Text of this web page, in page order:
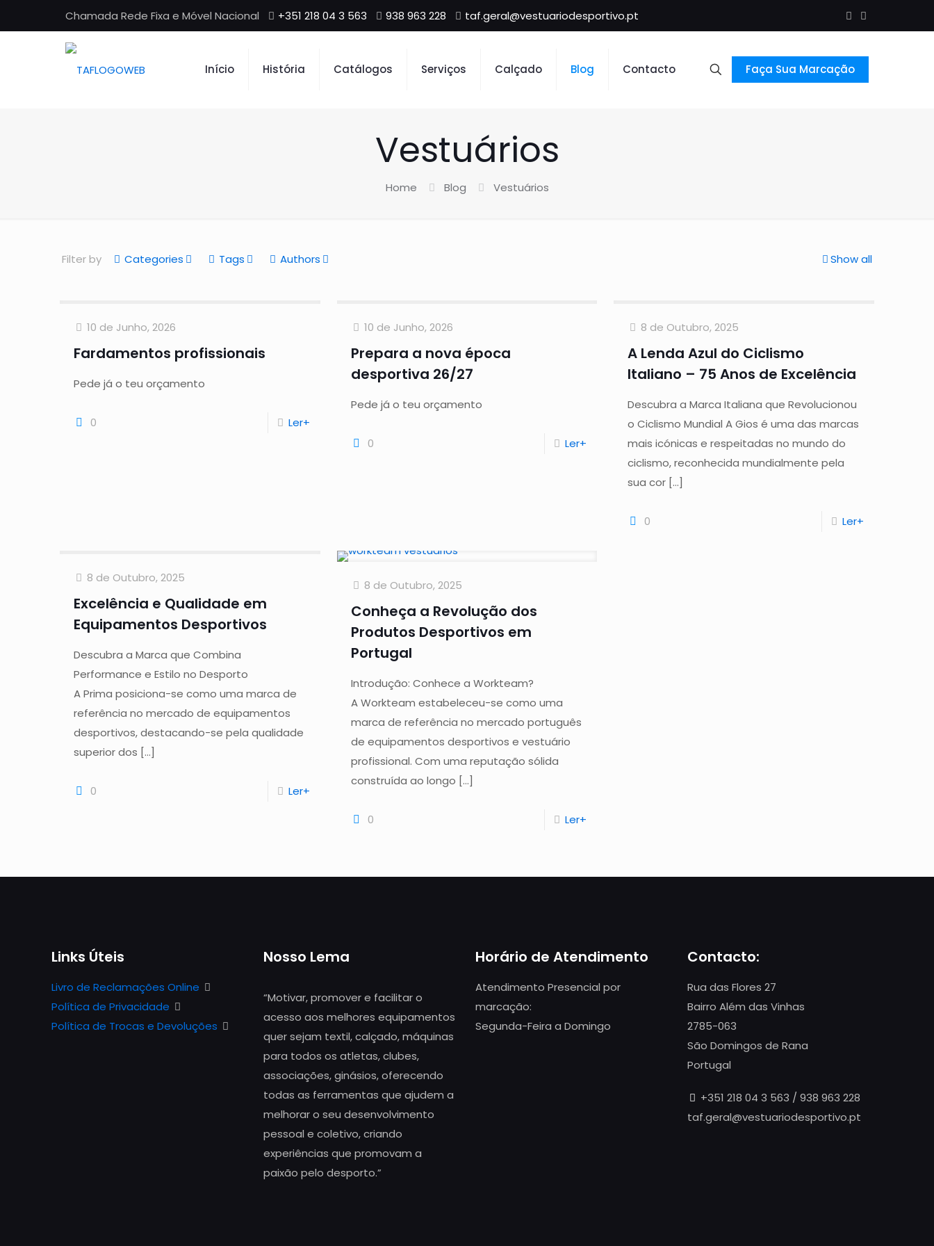
Chamada Rede Fixa e Móvel Nacional +351 218 04 3 563 938 963 228 taf.geral@vestuariodesportivo.pt
Início História Catálogos Serviços Calçado Blog Contacto Faça Sua Marcação
Vestuários
Home Blog Vestuários
Filter by Categories Tags Authors Show all
10 de Junho, 2026
Fardamentos profissionais
Pede já o teu orçamento
0 Ler+
10 de Junho, 2026
Prepara a nova época
desportiva 26/27
Pede já o teu orçamento
0 Ler+
8 de Outubro, 2025
A Lenda Azul do Ciclismo
Italiano – 75 Anos de Excelência
Descubra a Marca Italiana que Revolucionou
o Ciclismo Mundial A Gios é uma das marcas
mais icónicas e respeitadas no mundo do
ciclismo, reconhecida mundialmente pela
sua cor […]
0 Ler+
8 de Outubro, 2025
Excelência e Qualidade em
Equipamentos Desportivos
Descubra a Marca que Combina
Performance e Estilo no Desporto
A Prima posiciona-se como uma marca de
referência no mercado de equipamentos
desportivos, destacando-se pela qualidade
superior dos […]
0 Ler+
8 de Outubro, 2025
Conheça a Revolução dos
Produtos Desportivos em
Portugal
Introdução: Conhece a Workteam?
A Workteam estabeleceu-se como uma
marca de referência no mercado português
de equipamentos desportivos e vestuário
profissional. Com uma reputação sólida
construída ao longo […]
0 Ler+
Links Úteis
Livro de Reclamações Online
Política de Privacidade
Política de Trocas e Devoluções
Nosso Lema
“Motivar, promover e facilitar o
acesso aos melhores equipamentos
quer sejam textil, calçado, máquinas
para todos os atletas, clubes,
associações, ginásios, oferecendo
todas as ferramentas que ajudem a
melhorar o seu desenvolvimento
pessoal e coletivo, criando
experiências que promovam a
paixão pelo desporto.”
Horário de Atendimento
Atendimento Presencial por
marcação:
Segunda-Feira a Domingo
Contacto:
Rua das Flores 27
Bairro Além das Vinhas
2785-063
São Domingos de Rana
Portugal
+351 218 04 3 563 / 938 963 228
taf.geral@vestuariodesportivo.pt